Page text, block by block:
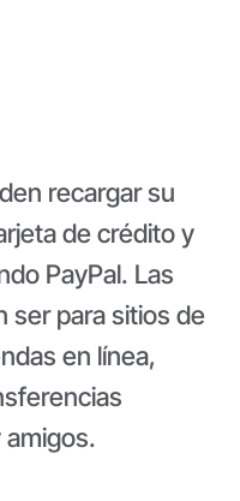
recargar su
de crédito y
PayPal. Las
ser para sitios de
en línea,
amigos.